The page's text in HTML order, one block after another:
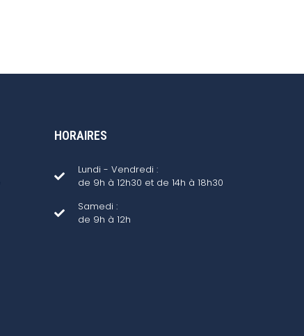
HORAIRES
Lundi - Vendredi :
de 9h à 12h30 et de 14h à 18h30
Samedi :
de 9h à 12h